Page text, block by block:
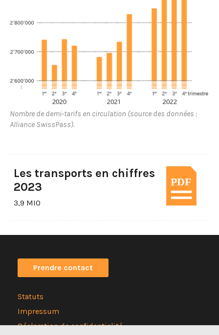
Nombre de demi-tarifs en circulation (source des données :
Alliance SwissPass).
Les transports en chiffres
2023
3,9 MIO
Prendre contact
Statuts
Impressum
Déclaration de confidentialité